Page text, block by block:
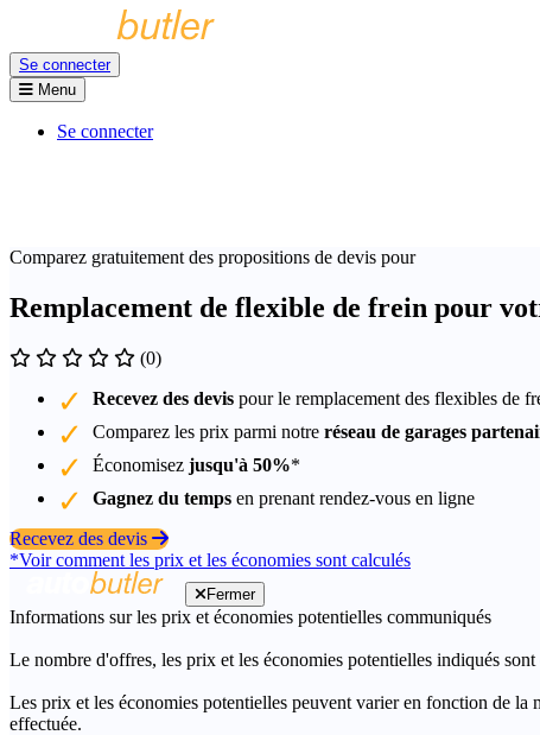
Se connecter
Menu
Se connecter
Comparez gratuitement des propositions de devis pour
Remplacement de flexible de frein pour
(0)
Recevez des devis pour le remplacement des flexibles de
Comparez les prix parmi notre réseau de garages
Économisez jusqu'à 50%*
Gagnez du temps en prenant rendez-vous en ligne
Recevez des devis
*Voir comment les prix et les économies sont calculés
Fermer
Informations sur les prix et économies potentielles communiqués
Le nombre d'offres, les prix et les économies potentielles indiqués
Les prix et les économies potentielles peuvent varier en fonction de la
effectuée.